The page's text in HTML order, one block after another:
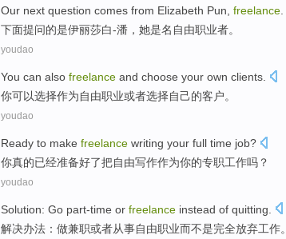
Our next question comes from Elizabeth Pun freelance
下面提问的是伊丽莎白-潘 ， 她是名自由职业者。
youdao
You can also freelance and choose your own clients
你可以选择作为自由职业或者选择自己的客户。
youdao
Ready to make freelance writing your full time job?
你真的已经准备好了把自由写作作为你的专职工作吗？
youdao
Solution: Go part-time or freelance instead of quitting
解决办法 ： 做兼职或者从事自由职业而不是完全放弃工作。